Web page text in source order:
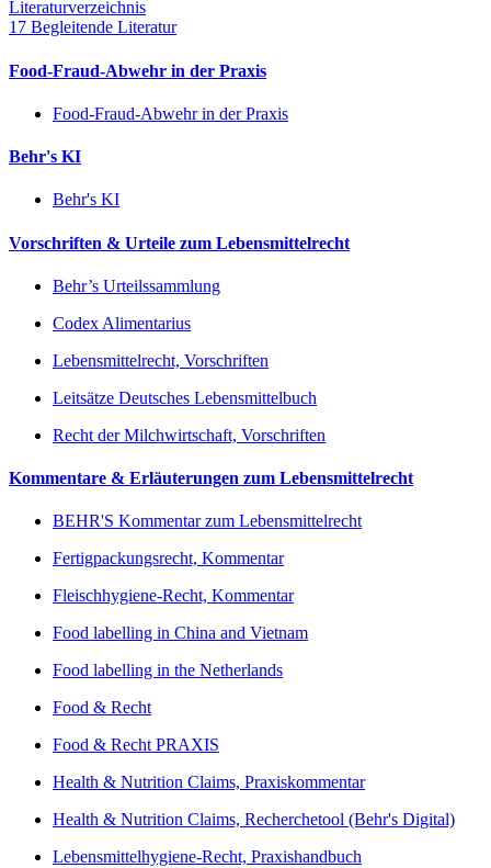
Literaturverzeichnis
17 Begleitende Literatur
Food-Fraud-Abwehr in der Praxis
Food-Fraud-Abwehr in der Praxis
Behr's KI
Behr's KI
Vorschriften & Urteile zum Lebensmittelrecht
Behr’s Urteilssammlung
Codex Alimentarius
Lebensmittelrecht, Vorschriften
Leitsätze Deutsches Lebensmittelbuch
Recht der Milchwirtschaft, Vorschriften
Kommentare & Erläuterungen zum Lebensmittelrecht
BEHR'S Kommentar zum Lebensmittelrecht
Fertigpackungsrecht, Kommentar
Fleischhygiene-Recht, Kommentar
Food labelling in China and Vietnam
Food labelling in the Netherlands
Food & Recht
Food & Recht PRAXIS
Health & Nutrition Claims, Praxiskommentar
Health & Nutrition Claims, Recherchetool (Behr's Digital)
Lebensmittelhygiene-Recht, Praxishandbuch